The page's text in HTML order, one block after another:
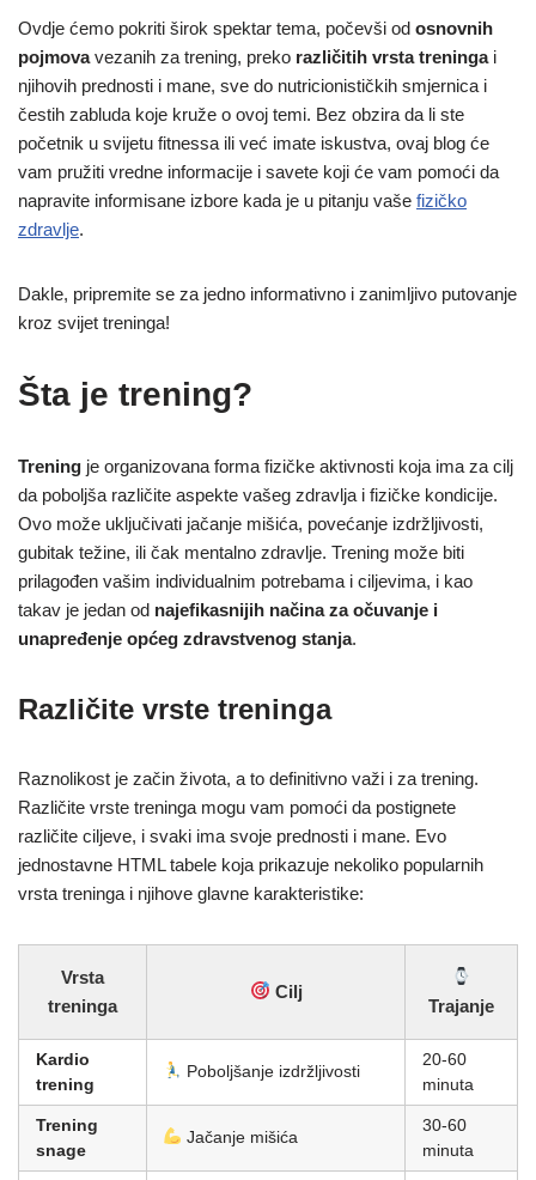
Ovdje ćemo pokriti širok spektar tema, počevši od osnovnih
pojmovavezanih za trening, preko različitih vrsta treningai
njihovih prednosti i mane, sve do nutricionističkih smjernica i
čestih zabluda koje kruže o ovoj temi. Bez obzira da li ste
početnik u svijetu fitnessa ili već imate iskustva, ovaj blog će
vam pružiti vredne informacije i savete koji će vam pomoći da
napravite informisane izbore kada je u pitanju vaše fizičko
zdravlje.
Dakle, pripremite se za jedno informativno i zanimljivo putovanje
kroz svijet treninga!
Šta je trening?
Trening je organizovana forma fizičke aktivnosti koja ima za cilj
da poboljša različite aspekte vašeg zdravlja i fizičke kondicije.
Ovo može uključivati jačanje mišića, povećanje izdržljivosti,
gubitak težine, ili čak mentalno zdravlje. Trening može biti
prilagođen vašim individualnim potrebama i ciljevima, i kao
takav je jedan od najefikasnijih načina za očuvanje i
unapređenje općeg zdravstvenog stanja.
Različite vrste treninga
Raznolikost je začin života, a to definitivno važi i za trening.
Različite vrste treninga mogu vam pomoći da postignete
različite ciljeve, i svaki ima svoje prednosti i mane. Evo
jednostavne HTML tabele koja prikazuje nekoliko popularnih
vrsta treninga i njihove glavne karakteristike:
Vrsta
treninga
Cilj
Trajanje
Kardio
trening
Poboljšanje izdržljivosti
20-60
minuta
Trening
snage
Jačanje mišića
30-60
minuta